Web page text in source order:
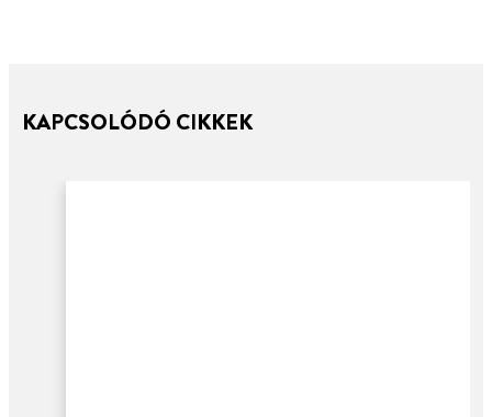
KAPCSOLÓDÓ CIKKEK